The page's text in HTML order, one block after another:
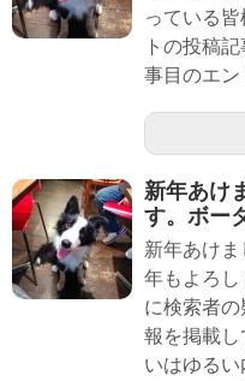
っている
トの投稿
事目のエン
新年あけ
す。ボー
新年あけ
年もよろ
に検索者
報を掲載し
いはゆる